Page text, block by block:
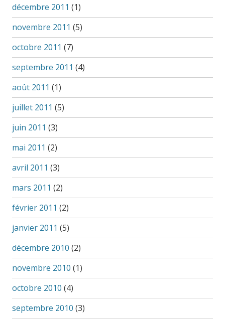
décembre 2011 (1)
novembre 2011 (5)
octobre 2011 (7)
septembre 2011 (4)
août 2011 (1)
juillet 2011 (5)
juin 2011 (3)
mai 2011 (2)
avril 2011 (3)
mars 2011 (2)
février 2011 (2)
janvier 2011 (5)
décembre 2010 (2)
novembre 2010 (1)
octobre 2010 (4)
septembre 2010 (3)